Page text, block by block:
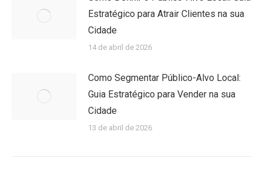
Estratégico para Atrair Clientes na sua
Cidade
14 de abril de 2026
Como Segmentar Público-Alvo Local:
Guia Estratégico para Vender na sua
Cidade
13 de abril de 2026